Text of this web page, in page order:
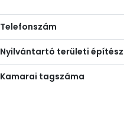
Telefonszám
Nyilvántartó területi
Kamarai tagszáma